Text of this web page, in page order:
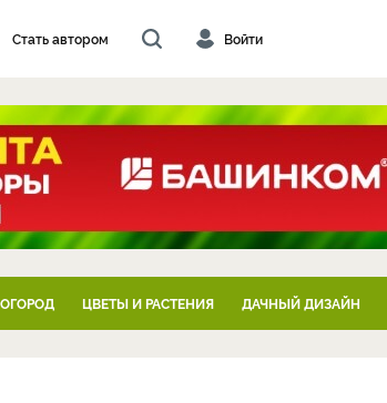
Стать автором Войти
ЦВЕТЫ И РАСТЕНИЯ ДАЧНЫЙ ДИЗАЙН